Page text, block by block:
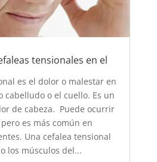
tensionales en el
es el dolor o malestar en
cabelludo o el cuello. Es un
de cabeza. Puede ocurrir
es más común en
Una cefalea tensional
los músculos del...